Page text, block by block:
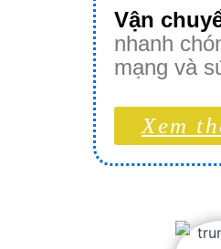
Vận
nhanh
mạng và
Xem